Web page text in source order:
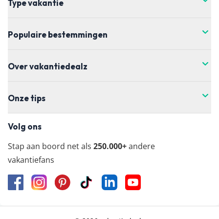
Type vakantie
Populaire bestemmingen
Over vakantiedealz
Onze tips
Volg ons
Stap aan boord net als 250.000+andere
vakantiefans